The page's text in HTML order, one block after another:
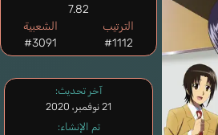
آخر تحديث:
21 نوفمبر، 2020
تم الإنشاء:
7.82
الترتيب
#1112
الشعبية
#3091